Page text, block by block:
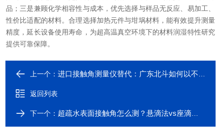
品；三是兼顾化学相容性与成本，优先选择与样品无反应、易加工、
性价比适配的材料。合理选择加热元件与坩埚材料，能有效提升测量
精度，延长设备使用寿命，为超高温真空环境下的材料润湿特性研究
提供可靠保障。
上一个：进口接触角测量仪替代：广东北斗如何以不到一半的价格实现光学膜疏水检测？
返回列表
下一个： 超疏水表面接触角怎么测？悬滴法vs座滴法的实操对比与选择建议